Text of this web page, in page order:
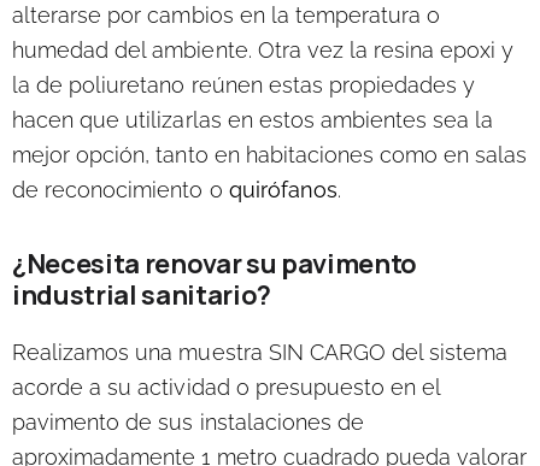
alterarse por cambios en la temperatura o
humedad del ambiente. Otra vez la resina epoxi y
la de poliuretano reúnen estas propiedades y
hacen que utilizarlas en estos ambientes sea la
mejor opción, tanto en habitaciones como en salas
de reconocimiento o quirófanos.
¿Necesita renovar su pavimento
industrial sanitario?
Realizamos una muestra SIN CARGO del sistema
acorde a su actividad o presupuesto en el
pavimento de sus instalaciones de
aproximadamente 1 metro cuadrado pueda valorar